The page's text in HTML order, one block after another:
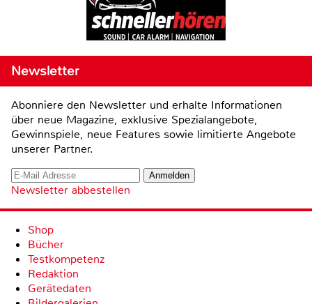
Newsletter
Abonniere den Newsletter und erhalte Informationen
über neue Magazine, exklusive Spezialangebote,
Gewinnspiele, neue Features sowie limitierte Angebote
unserer Partner.
Newsletter abbestellen
Shop
Bücher
Testkompetenz
Redaktion
Gerätedaten